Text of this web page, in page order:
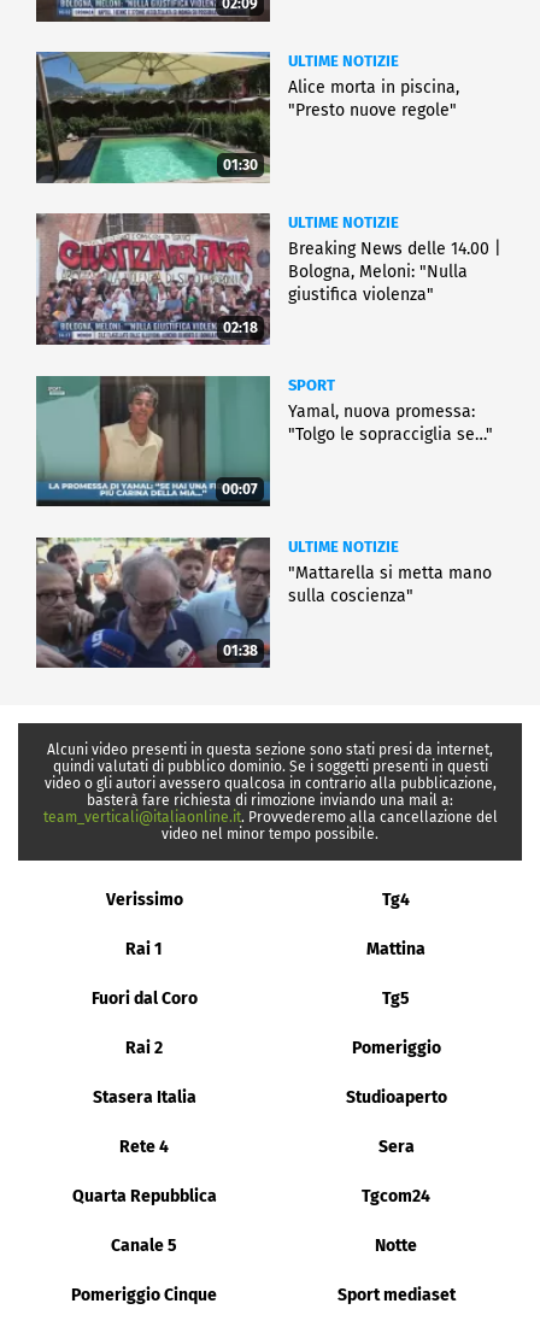
02:09
01:30
ULTIME NOTIZIE
Alice morta in piscina,
"Presto nuove regole"
02:18
ULTIME NOTIZIE
Breaking News delle 14.00 |
Bologna, Meloni: "Nulla
giustifica violenza"
00:07
SPORT
Yamal, nuova promessa:
"Tolgo le sopracciglia se…"
01:38
ULTIME NOTIZIE
"Mattarella si metta mano
sulla coscienza"
Alcuni video presenti in questa sezione sono stati presi da internet,
quindi valutati di pubblico dominio. Se i soggetti presenti in questi
video o gli autori avessero qualcosa in contrario alla pubblicazione,
basterà fare richiesta di rimozione inviando una mail a:
team_verticali@italiaonline.it. Provvederemo alla cancellazione del
video nel minor tempo possibile.
Verissimo Tg4
Rai 1 Mattina
Fuori dal Coro Tg5
Rai 2 Pomeriggio
Stasera Italia Studioaperto
Rete 4 Sera
Quarta Repubblica Tgcom24
Canale 5 Notte
Pomeriggio Cinque Sport mediaset